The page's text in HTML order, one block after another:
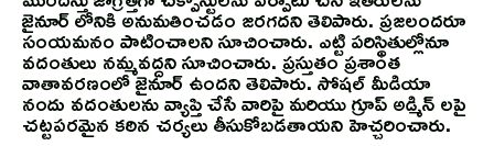
జైనూర్ లోనికి అనుమతించడం జరగదని తెలిపారు. ప్రజలందరూ
సంయమనం పాటించాలని సూచించారు. ఎట్టి పరిస్థితుల్లోనూ
వదంతులు నమ్మవద్దని సూచించారు. ప్రస్తుతం ప్రశాంత
వాతావరణంలో జైనూర్ ఉందని తెలిపారు. సోషల్ మీడియా
నందు వదంతులను వ్యాప్తి చేసే వారిపై మరియు గ్రూప్ అడ్మిన్ లపై
చట్టపరమైన కఠిన చర్యలు తీసుకోబడతాయని హెచ్చరించారు.